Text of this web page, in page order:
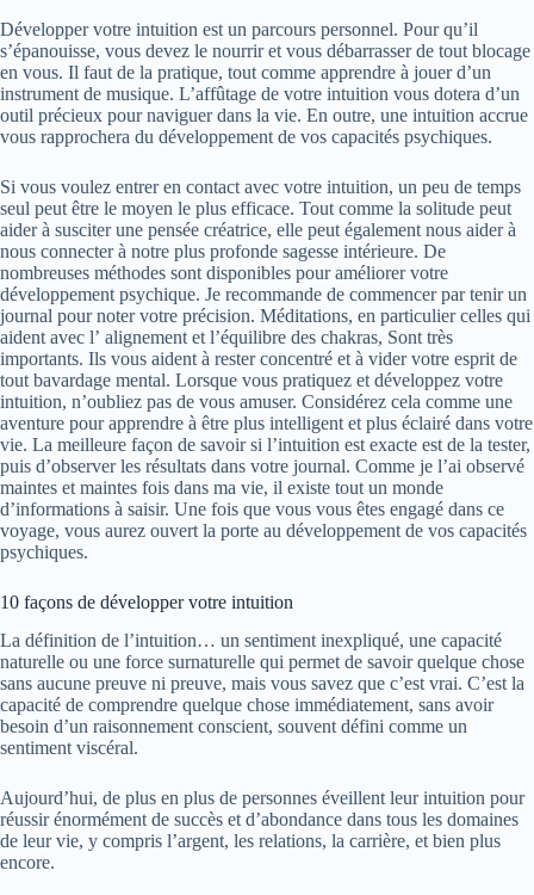
Développer votre intuition est un parcours personnel. Pour qu’il
s’épanouisse, vous devez le nourrir et vous débarrasser de tout blocage
en vous. Il faut de la pratique, tout comme apprendre à jouer d’un
instrument de musique. L’affûtage de votre intuition vous dotera d’un
outil précieux pour naviguer dans la vie. En outre, une intuition accrue
vous rapprochera du développement de vos capacités psychiques.
Si vous voulez entrer en contact avec votre intuition, un peu de temps
seul peut être le moyen le plus efficace. Tout comme la solitude peut
aider à susciter une pensée créatrice, elle peut également nous aider à
nous connecter à notre plus profonde sagesse intérieure. De
nombreuses méthodes sont disponibles pour améliorer votre
développement psychique. Je recommande de commencer par tenir un
journal pour noter votre précision. Méditations, en particulier celles qui
aident avec l’ alignement et l’équilibre des chakras, Sont très
importants. Ils vous aident à rester concentré et à vider votre esprit de
tout bavardage mental. Lorsque vous pratiquez et développez votre
intuition, n’oubliez pas de vous amuser. Considérez cela comme une
aventure pour apprendre à être plus intelligent et plus éclairé dans votre
vie. La meilleure façon de savoir si l’intuition est exacte est de la tester,
puis d’observer les résultats dans votre journal. Comme je l’ai observé
maintes et maintes fois dans ma vie, il existe tout un monde
d’informations à saisir. Une fois que vous vous êtes engagé dans ce
voyage, vous aurez ouvert la porte au développement de vos capacités
psychiques.
10 façons de développer votre intuition
La définition de l’intuition… un sentiment inexpliqué, une capacité
naturelle ou une force surnaturelle qui permet de savoir quelque chose
sans aucune preuve ni preuve, mais vous savez que c’est vrai. C’est la
capacité de comprendre quelque chose immédiatement, sans avoir
besoin d’un raisonnement conscient, souvent défini comme un
sentiment viscéral.
Aujourd’hui, de plus en plus de personnes éveillent leur intuition pour
réussir énormément de succès et d’abondance dans tous les domaines
de leur vie, y compris l’argent, les relations, la carrière, et bien plus
encore.